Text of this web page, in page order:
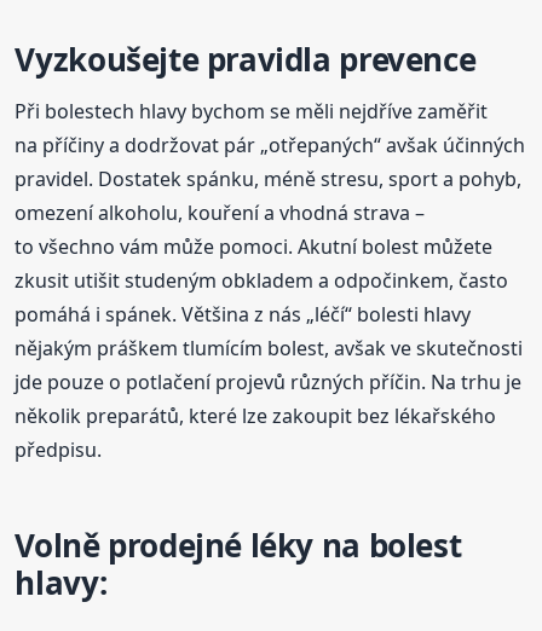
Vyzkoušejte pravidla prevence
Při bolestech hlavy bychom se měli nejdříve zaměřit
na příčiny a dodržovat pár „otřepaných“ avšak účinných
pravidel. Dostatek spánku, méně stresu, sport a pohyb,
omezení alkoholu, kouření a vhodná strava –
to všechno vám může pomoci. Akutní bolest můžete
zkusit utišit studeným obkladem a odpočinkem, často
pomáhá i spánek. Většina z nás „léčí“ bolesti hlavy
nějakým práškem tlumícím bolest, avšak ve skutečnosti
jde pouze o potlačení projevů různých příčin. Na trhu je
několik preparátů, které lze zakoupit bez lékařského
předpisu.
Volně prodejné léky na bolest
hlavy: